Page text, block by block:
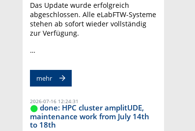
Das Update wurde erfolgreich
abgeschlossen. Alle eLabFTW-Systeme
stehen ab sofort wieder vollständig
zur Verfügung.
…
mehr
2026-07-16 12:24:31
done: HPC cluster amplitUDE,
maintenance work from July 14th
to 18th